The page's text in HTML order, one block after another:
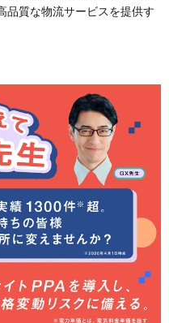
品質な物流サービスを提供す